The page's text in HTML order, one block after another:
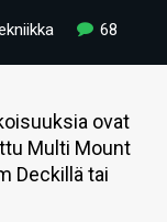
68
ovat
Multi Mount
Deckillä tai